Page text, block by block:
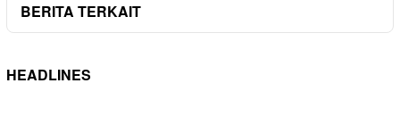
BERITA TERKAIT
HEADLINES